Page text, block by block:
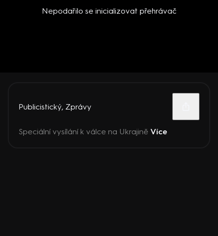
Nepodařilo se inicializovat přehrávač
Publicistický, Zprávy
Speciální vysílání k válce na Ukrajině Více